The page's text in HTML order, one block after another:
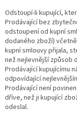
Odstoupí-li kupující,
Prodávající bez
odstoupení od kupní
dodaného zboží)
kupní smlouvy přijala,
než nejlevnější způsob
Prodávající kupujícímu
odpovídající
Prodávající není
dříve, než ji kupující
odeslal.